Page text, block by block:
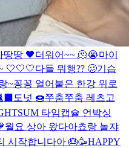
땅땅 🖤더워어~~ 🫠😭마이
🤍🤍🤍다들 뭐행?? 🥴기습
~꽁꽁 얼어붙은 한강 위로
도넛 🍩쭈춤쭈춤 레츠고
타임캡슐 언박싱
월요 상아 왔다아쵸랑 놀쟈
시작합니다아 🎂🥳HAPPY